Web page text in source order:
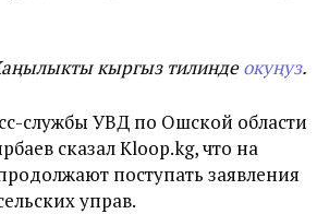
кыргыз тилиндеокуңуз.
службы УВД по Ошской области
сказал Kloop.kg, что на
поступать заявления
управ.